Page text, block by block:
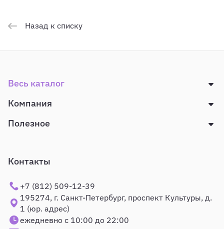
Назад к списку
Весь каталог
Компания
Полезное
Контакты
+7 (812) 509-12-39
195274, г. Санкт-Петербург, проспект Культуры, д.
1 (юр. адрес)
ежедневно с 10:00 до 22:00